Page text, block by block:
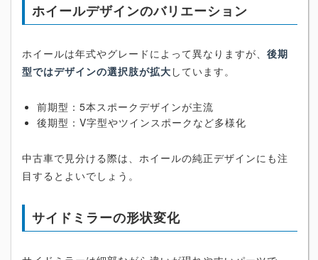
ホイールデザインのバリエーション
ホイールは年式やグレードによって異なりますが、 後期
型ではデザインの選択肢が拡大 しています。
前期型：5本スポークデザインが主流
後期型：V字型やツインスポークなど多様化
中古車で見分ける際は、ホイールの純正デザインにも注
目するとよいでしょう。
サイドミラーの形状変化